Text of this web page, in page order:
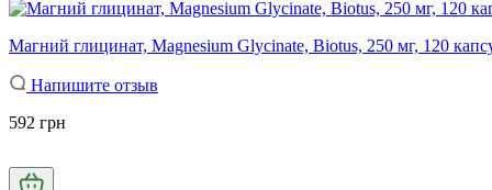
Магний глицинат, Magnesium Glycinate, Biotus, 250 мг, 120
Напишите отзыв
592 грн